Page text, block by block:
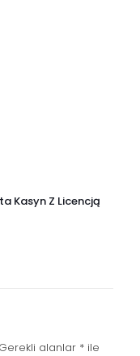
Kasyn Z Licencją
Gerekli alanlar * ile